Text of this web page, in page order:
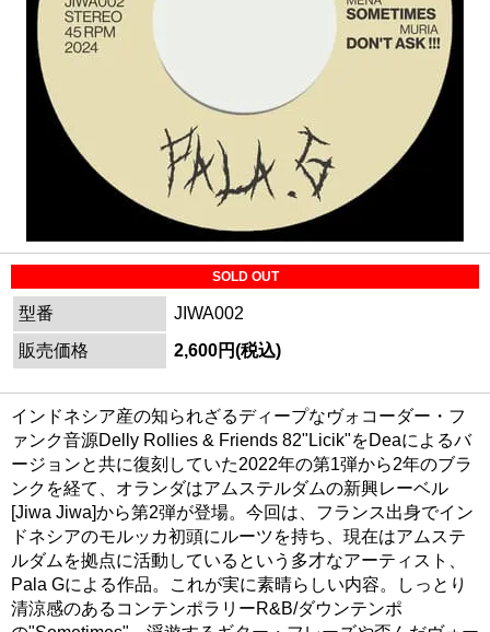
SOLD OUT
型番
JIWA002
販売価格
2,600円(税込)
インドネシア産の知られざるディープなヴォコーダー・フ
ァンク音源Delly Rollies & Friends 82"Licik"をDeaによるバ
ージョンと共に復刻していた2022年の第1弾から2年のブラ
ンクを経て、オランダはアムステルダムの新興レーベル
[Jiwa Jiwa]から第2弾が登場。今回は、フランス出身でイン
ドネシアのモルッカ初頭にルーツを持ち、現在はアムステ
ルダムを拠点に活動しているという多才なアーティスト、
Pala Gによる作品。これが実に素晴らしい内容。しっとり
清涼感のあるコンテンポラリーR&B/ダウンテンポ